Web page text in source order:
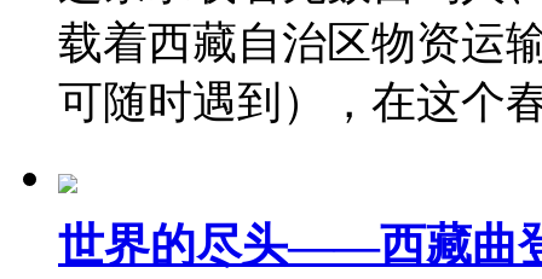
载着西藏自治区物资运
可随时遇到），在这
世界的尽头——西藏曲